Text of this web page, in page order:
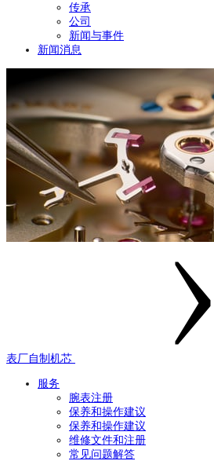
传承
公司
新闻与事件
新闻消息
表厂自制机芯
服务
腕表注册
保养和操作建议
保养和操作建议
维修文件和注册
常见问题解答